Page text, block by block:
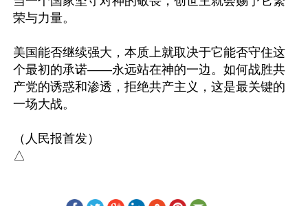
荣与力量。
美国能否继续强大，本质上就取决于它能否守住这
个最初的承诺——永远站在神的一边。如何战胜共
产党的诱惑和渗透，拒绝共产主义，这是最关键的
一场大战。
（人民报首发）